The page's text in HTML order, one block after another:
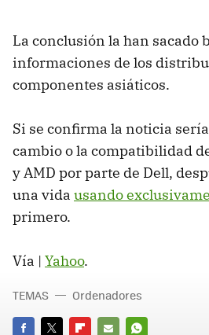
La conclusión la han sacado
informaciones de los
componentes asiáticos.
Si se confirma la noticia
cambio o la compatibilidad
y AMD por parte de Dell,
una vida usando
primero.
Vía | Yahoo.
TEMAS Ordenadores